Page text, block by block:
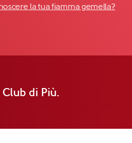
la tua fiamma gemella?
di Più.